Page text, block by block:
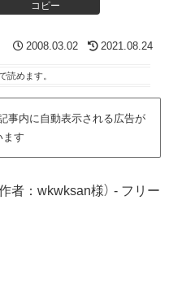
コピー
2008.03.02 2021.08.24
読めます。
事内に自動表示される広告が
ます
作者：wkwksan様） - フリー